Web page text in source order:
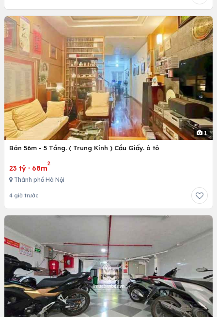
1
Bán 56m - 5 Tầng. ( Trung Kính ) Cầu Giấy. ô tô
23 tỷ · 68m
2
Thành phố Hà Nội
4 giờ trước